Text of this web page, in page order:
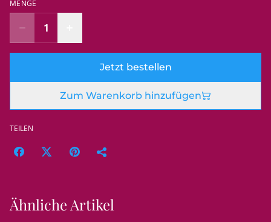
MENGE
Jetzt bestellen
Zum Warenkorb hinzufügen
TEILEN
Ähnliche Artikel